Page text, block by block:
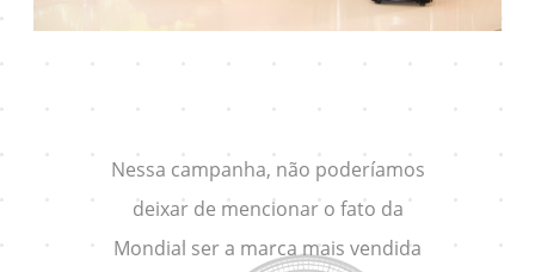
Nessa campanha, não poderíamos
deixar de mencionar o fato da
Mondial ser a marca mais vendida